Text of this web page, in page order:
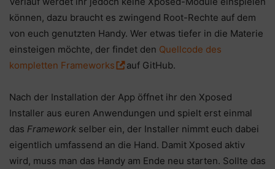
können, dazu braucht es zwingend Root-Rechte auf dem
von euch genutzten Handy. Wer etwas tiefer in die Materie
einsteigen möchte, der findet den Quellcode des
kompletten Frameworks
auf GitHub.
Nach der Installation der App öffnet ihr den Xposed
Installer aus euren Anwendungen und spielt erst einmal
das Framework selber ein, der Installer nimmt euch dabei
eigentlich umfassend an die Hand. Damit Xposed aktiv
wird, muss man das Handy am Ende neu starten. Sollte das